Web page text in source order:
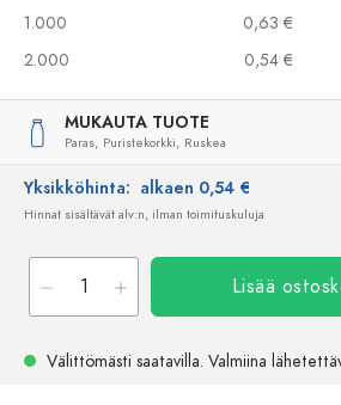
1.000
0,63 €
2.000
0,54 €
MUKAUTA TUOTE
Paras, Puristekorkki, Ruskea
Yksikköhinta: alkaen 0,54 €
Hinnat sisältävät alv:n, ilman toimituskuluja
Lisää
Välittömästi saatavilla. Valmiina